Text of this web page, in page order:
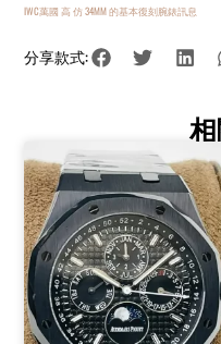
IWC萬國 高 仿 34MM 的基本復刻腕錶訊息
分享款式: